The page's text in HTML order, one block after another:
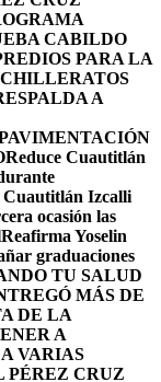
CABILDO
PARA LA
A
Reduce Cuautitlán
Cuautitlán Izcalli
ocasión las
Reafirma Yoselin
graduaciones
TU SALUD
MÁS DE
DE LA
A
VARIAS
PÉREZ CRUZ